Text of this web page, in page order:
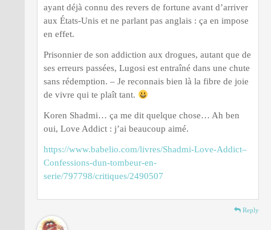
ayant déjà connu des revers de fortune avant d’arriver
aux États-Unis et ne parlant pas anglais : ça en impose
en effet.
Prisonnier de son addiction aux drogues, autant que de
ses erreurs passées, Lugosi est entraîné dans une chute
sans rédemption. – Je reconnais bien là la fibre de joie
de vivre qui te plaît tant.
Koren Shadmi… ça me dit quelque chose… Ah ben
oui, Love Addict : j’ai beaucoup aimé.
https://www.babelio.com/livres/Shadmi-Love-Addict–
Confessions-dun-tombeur-en-
serie/797798/critiques/2490507
Reply